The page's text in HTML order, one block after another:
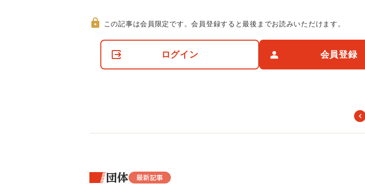
て
この記事は会員限定です。会員登録すると最後までお読みいただけます。
ログイン 会員登録
団体 最新記事